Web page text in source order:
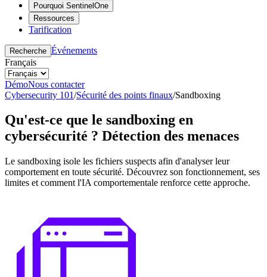
Pourquoi SentinelOne
Ressources
Tarification
Recherche Événements
Français
DémoNous contacter
Cybersecurity 101/Sécurité des points finaux/Sandboxing
Qu'est-ce que le sandboxing en
cybersécurité ? Détection des menaces
Le sandboxing isole les fichiers suspects afin d'analyser leur
comportement en toute sécurité. Découvrez son fonctionnement, ses
limites et comment l'IA comportementale renforce cette approche.